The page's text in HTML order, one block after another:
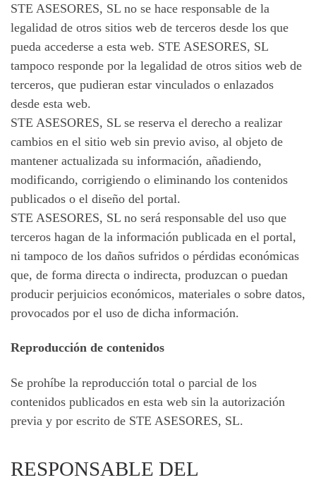
STE ASESORES, SL no se hace responsable de la
legalidad de otros sitios web de terceros desde los que
pueda accederse a esta web. STE ASESORES, SL
tampoco responde por la legalidad de otros sitios web de
terceros, que pudieran estar vinculados o enlazados
desde esta web.
STE ASESORES, SL se reserva el derecho a realizar
cambios en el sitio web sin previo aviso, al objeto de
mantener actualizada su información, añadiendo,
modificando, corrigiendo o eliminando los contenidos
publicados o el diseño del portal.
STE ASESORES, SL no será responsable del uso que
terceros hagan de la información publicada en el portal,
ni tampoco de los daños sufridos o pérdidas económicas
que, de forma directa o indirecta, produzcan o puedan
producir perjuicios económicos, materiales o sobre datos,
provocados por el uso de dicha información.
Reproducción de contenidos
Se prohíbe la reproducción total o parcial de los
contenidos publicados en esta web sin la autorización
previa y por escrito de STE ASESORES, SL.
RESPONSABLE DEL